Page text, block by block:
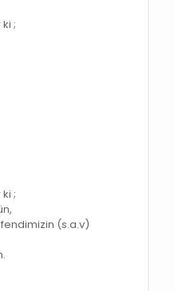
;
;
(s.a.v)